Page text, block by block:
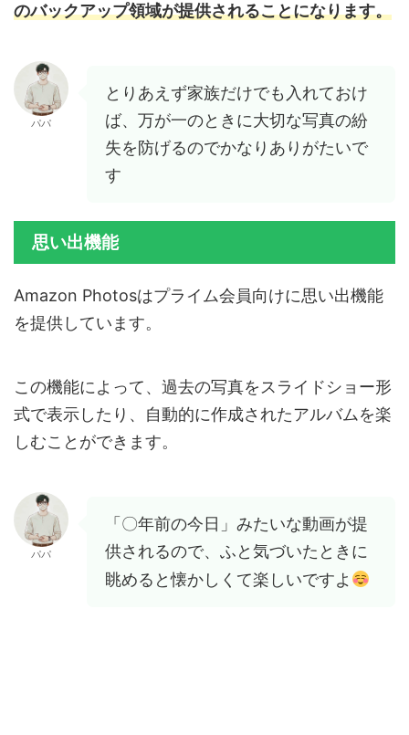
のバックアップ領域が提供されることになります。
パパ
とりあえず家族だけでも入れておけ
ば、万が一のときに大切な写真の紛
失を防げるのでかなりありがたいで
す
思い出機能
Amazon Photosはプライム会員向けに思い出機能
を提供しています。
この機能によって、過去の写真をスライドショー形
式で表示したり、自動的に作成されたアルバムを楽
しむことができます。
パパ
「〇年前の今日」みたいな動画が提
供されるので、ふと気づいたときに
眺めると懐かしくて楽しいですよ